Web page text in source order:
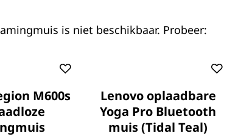
is niet beschikbaar. Probeer:
M600s
Lenovo oplaadbare
Yoga Pro Bluetooth
muis (Tidal Teal)